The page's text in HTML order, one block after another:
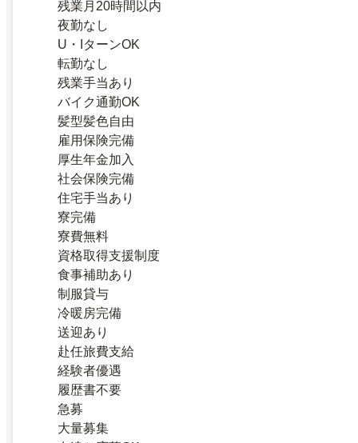
残業月20時間以内
夜勤なし
U・IターンOK
転勤なし
残業手当あり
バイク通勤OK
髪型髪色自由
雇用保険完備
厚生年金加入
社会保険完備
住宅手当あり
寮完備
寮費無料
資格取得支援制度
食事補助あり
制服貸与
冷暖房完備
送迎あり
赴任旅費支給
経験者優遇
履歴書不要
急募
大量募集